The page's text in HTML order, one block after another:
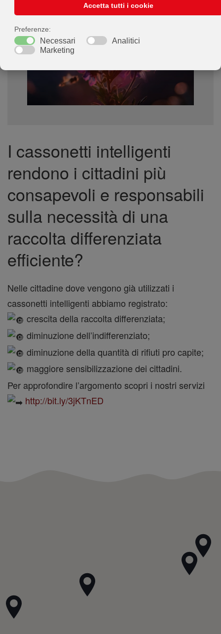
I cassonetti intelligenti
rendono i cittadini più
consapevoli e responsabili
sulla necessità di una
raccolta differenziata
efficiente?
Nelle cittadine dove vengono già utilizzati i
cassonetti intelligenti abbiamo registrato:
crescita della raccolta differenziata;
diminuzione dell’indifferenziato;
diminuzione della quantità di rifiuti pro capite;
maggiore sensibilizzazione dei cittadini.
Per approfondire l’argomento scopri i nostri servizi
http://bit.ly/3jKTnED